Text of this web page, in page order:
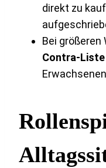
direkt zu
Bei größeren
Contra-Liste